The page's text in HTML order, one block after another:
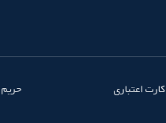
کارت اعتباری